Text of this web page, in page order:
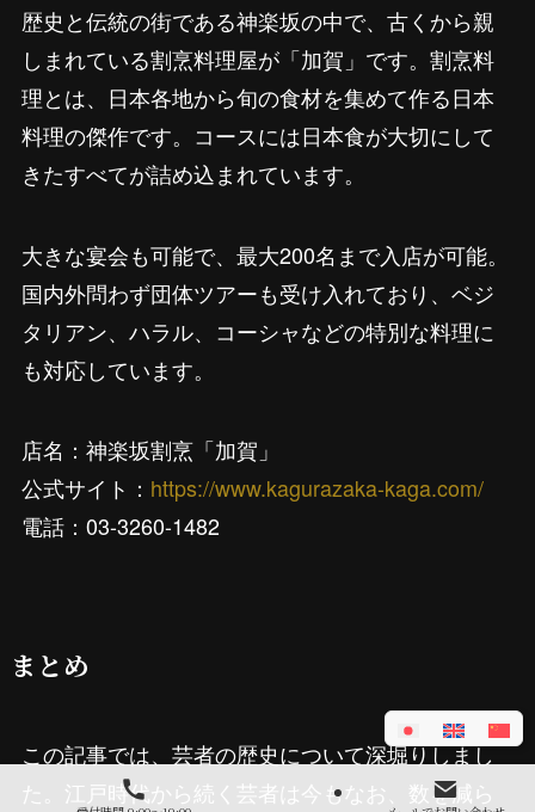
歴史と伝統の街である神楽坂の中で、古くから親
しまれている割烹料理屋が「加賀」です。割烹料
理とは、日本各地から旬の食材を集めて作る日本
料理の傑作です。コースには日本食が大切にして
きたすべてが詰め込まれています。
大きな宴会も可能で、最大200名まで入店が可能。
国内外問わず団体ツアーも受け入れており、ベジ
タリアン、ハラル、コーシャなどの特別な料理に
も対応しています。
店名：神楽坂割烹「加賀」
公式サイト： https://www.kagurazaka-kaga.com/
電話：03-3260-1482
まとめ
この記事では、芸者の歴史について深堀りしまし
た。江戸時代から続く芸者は今もなお、数を減ら